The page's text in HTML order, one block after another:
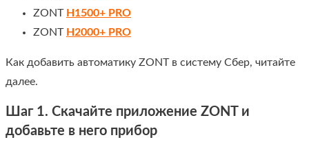
ZONT Н1500+ PRO
ZONT H2000+ PRO
Как добавить автоматику ZONT в систему Сбер, читайте
далее.
Шаг 1. Скачайте приложение ZONT и
добавьте в него прибор